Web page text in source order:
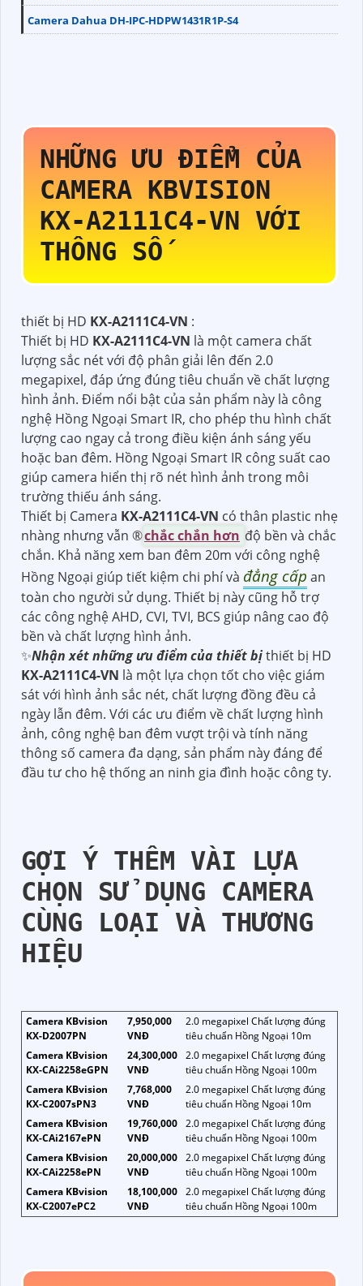
Camera Dahua DH-IPC-HDPW1431R1P-S4
NHỮNG ƯU ĐIỂM CỦA
CAMERA KBVISION
KX-A2111C4-VN VỚI
THÔNG SỐ
thiết bị HD KX-A2111C4-VN :
Thiết bị HD KX-A2111C4-VN là một camera chất
lượng sắc nét với độ phân giải lên đến 2.0
megapixel, đáp ứng đúng tiêu chuẩn về chất lượng
hình ảnh. Điểm nổi bật của sản phẩm này là công
nghệ Hồng Ngoại Smart IR, cho phép thu hình chất
lượng cao ngay cả trong điều kiện ánh sáng yếu
hoặc ban đêm. Hồng Ngoại Smart IR công suất cao
giúp camera hiển thị rõ nét hình ảnh trong môi
trường thiếu ánh sáng.
Thiết bị Camera KX-A2111C4-VN có thân plastic nhẹ
nhàng nhưng vẫn ®️chắc chắn hơn độ bền và chắc
chắn. Khả năng xem ban đêm 20m với công nghệ
Hồng Ngoại giúp tiết kiệm chi phí và đẳng cấp an
toàn cho người sử dụng. Thiết bị này cũng hỗ trợ
các công nghệ AHD, CVI, TVI, BCS giúp nâng cao độ
bền và chất lượng hình ảnh.
✨Nhận xét những ưu điểm của thiết bịthiết bị HD
KX-A2111C4-VN là một lựa chọn tốt cho việc giám
sát với hình ảnh sắc nét, chất lượng đồng đều cả
ngày lẫn đêm. Với các ưu điểm về chất lượng hình
ảnh, công nghệ ban đêm vượt trội và tính năng
thông số camera đa dạng, sản phẩm này đáng để
đầu tư cho hệ thống an ninh gia đình hoặc công ty.
GỢI Ý THÊM VÀI LỰA
CHỌN SỬ DỤNG CAMERA
CÙNG LOẠI VÀ THƯƠNG
HIỆU
Camera KBvision
KX-D2007PN
7,950,000
VNĐ
2.0 megapixel Chất lượng đúng
tiêu chuẩn Hồng Ngoại 10m
Camera KBvision
KX-CAi2258eGPN
24,300,000
VNĐ
2.0 megapixel Chất lượng đúng
tiêu chuẩn Hồng Ngoại 100m
Camera KBvision
KX-C2007sPN3
7,768,000
VNĐ
2.0 megapixel Chất lượng đúng
tiêu chuẩn Hồng Ngoại 10m
Camera KBvision
KX-CAi2167ePN
19,760,000
VNĐ
2.0 megapixel Chất lượng đúng
tiêu chuẩn Hồng Ngoại 100m
Camera KBvision
KX-CAi2258ePN
20,000,000
VNĐ
2.0 megapixel Chất lượng đúng
tiêu chuẩn Hồng Ngoại 100m
Camera KBvision
KX-C2007ePC2
18,100,000
VNĐ
2.0 megapixel Chất lượng đúng
tiêu chuẩn Hồng Ngoại 100m